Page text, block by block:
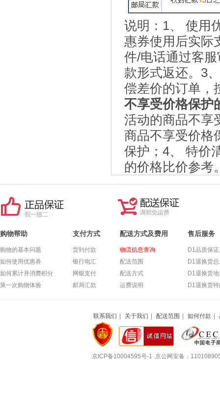
说明：1、 使用
惠券使用后实际
件/电话通过客
款形式返还。3
偿差价的订单，
不享受价格保护
活动的商品不享
商品不享受价格
保护；4、 特价
的价格比价参考
购物帮助
购物的基本问题
如何使用优惠券
如何累计并消费积分
第一次购物体验
支付方式
货到付款
银行电汇
网银支付
邮局汇款
配送方式及费用
物流信息查询
配送范围
配送方式
运费说明
售后服务
D1品质保
D1退换货
D1退换货
D1退换货
联系我们 关于我们 配送范围 如何付款
京ICP备10004595号-1 京公网安备：